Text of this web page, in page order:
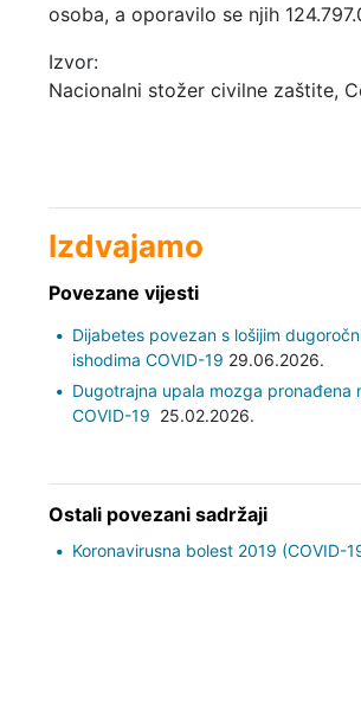
osoba, a oporavilo se njih
Izvor:
Nacionalni stožer civilne zaštite,
Izdvajamo
Povezane vijesti
Dijabetes povezan s lošijim
ishodima COVID-19 29.06.2026.
Dugotrajna upala mozga pronađena
COVID-19 25.02.2026.
Ostali povezani sadržaji
Koronavirusna bolest 2019 (COVID-